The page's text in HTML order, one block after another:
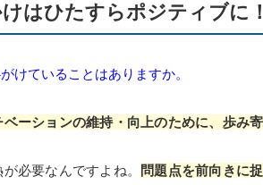
はひたすらポジティブに！
ていることはありますか。
ベーションの維持・向上のために、歩み
必要なんですよね。
問題点を前向きに